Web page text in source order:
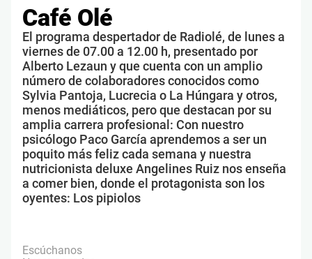
Café Olé
El programa despertador de Radiolé, de lunes a
viernes de 07.00 a 12.00 h, presentado por
Alberto Lezaun y que cuenta con un amplio
número de colaboradores conocidos como
Sylvia Pantoja, Lucrecia o La Húngara y otros,
menos mediáticos, pero que destacan por su
amplia carrera profesional: Con nuestro
psicólogo Paco García aprendemos a ser un
poquito más feliz cada semana y nuestra
nutricionista deluxe Angelines Ruiz nos enseña
a comer bien, donde el protagonista son los
oyentes: Los pipiolos
Escúchanos